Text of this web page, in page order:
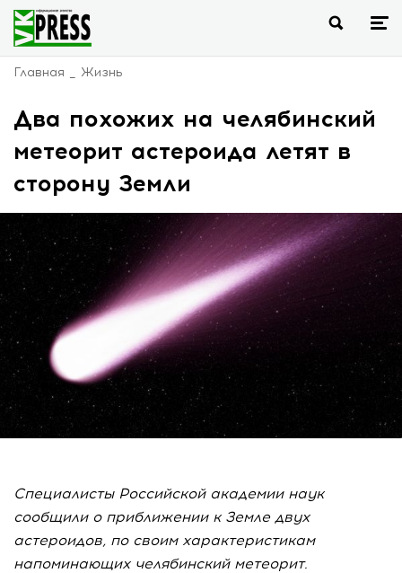
Главная Жизнь
Два похожих на челябинский
метеорит астероида летят в
сторону Земли
Специалисты Российской академии наук
сообщили о приближении к Земле двух
астероидов, по своим характеристикам
напоминающих челябинский метеорит.